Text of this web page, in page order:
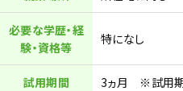
必要な学歴・経
験・資格等
特になし
試用期間 3ヵ月 ※試用期